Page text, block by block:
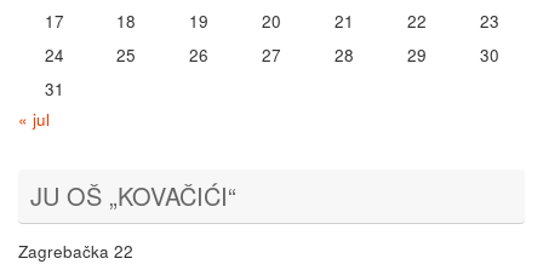
17
18 19 20 21 22
23
24
25 26 27 28 29
30
31
« jul
JU OŠ „KOVAČIĆI“
Zagrebačka 22